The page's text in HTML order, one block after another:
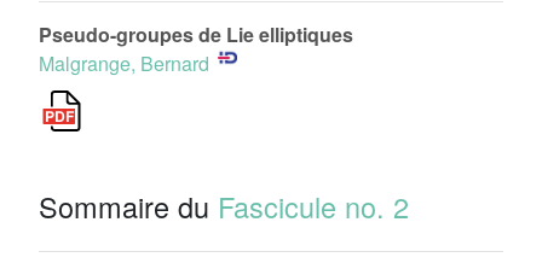
Pseudo-groupes de Lie elliptiques
Malgrange, Bernard
Sommaire du Fascicule no. 2